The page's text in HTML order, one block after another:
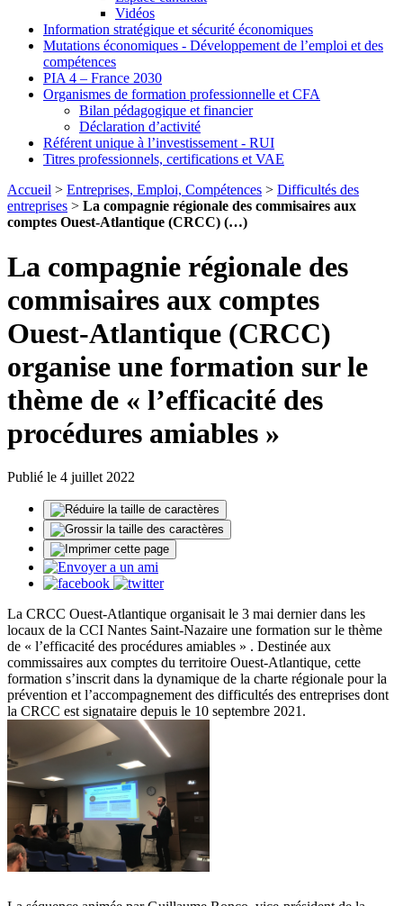
Vidéos
Information stratégique et sécurité économiques
Mutations économiques - Développement de l’emploi et des
compétences
PIA 4 – France 2030
Organismes de formation professionnelle et CFA
Bilan pédagogique et financier
Déclaration d’activité
Référent unique à l’investissement - RUI
Titres professionnels, certifications et VAE
Accueil > Entreprises, Emploi, Compétences > Difficultés des
entreprises > La compagnie régionale des commisaires aux
comptes Ouest-Atlantique (CRCC) (…)
La compagnie régionale des
commisaires aux comptes
Ouest-Atlantique (CRCC)
organise une formation sur le
thème de « l’efficacité des
procédures amiables »
Publié le 4 juillet 2022
La CRCC Ouest-Atlantique organisait le 3 mai dernier dans les
locaux de la CCI Nantes Saint-Nazaire une formation sur le thème
de « l’efficacité des procédures amiables » . Destinée aux
commissaires aux comptes du territoire Ouest-Atlantique, cette
formation s’inscrit dans la dynamique de la charte régionale pour la
prévention et l’accompagnement des difficultés des entreprises dont
la CRCC est signataire depuis le 10 septembre 2021.